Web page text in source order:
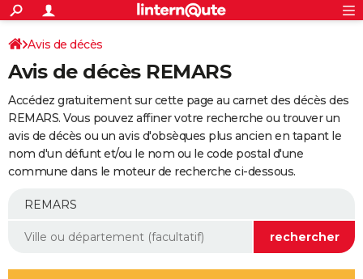
ACTUALITÉS
Politique
Société
Faits Divers
Education
Monde
Villes
+
SPORT
Coupe du monde 2026
Football
Tennis
Cyclisme
Rugby
Forum
Programme TV
TNT
Streaming
Cinéma
Sorties cinéma
Musique
+
FINANCE
Retraite
Epargne
Immobilier
Risques naturels par ville
Banque
Assurance
AUTO
Essais
Réserver un essai
Citadines
Berlines
SUV
Forum auto
+
Mobiles
Meilleur smartphone
Internet
Ordinateurs
Jeux vidéo
Guide high-tech
Aménagement intérieur
Avis de décès
Avis de décès REMARS
Accédez gratuitement sur cette page au carnet des décès des
REMARS. Vous pouvez affiner votre recherche ou trouver un
avis de décès ou un avis d'obsèques plus ancien en tapant le
nom d'un défunt et/ou le nom ou le code postal d'une
commune dans le moteur de recherche ci-dessous.